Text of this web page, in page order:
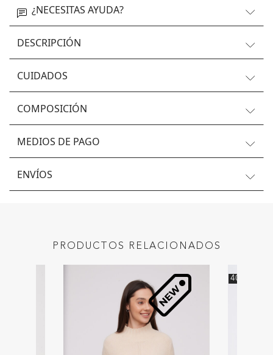
¿NECESITAS AYUDA?
DESCRIPCIÓN
CUIDADOS
COMPOSICIÓN
MEDIOS DE PAGO
ENVÍOS
PRODUCTOS RELACIONADOS
40